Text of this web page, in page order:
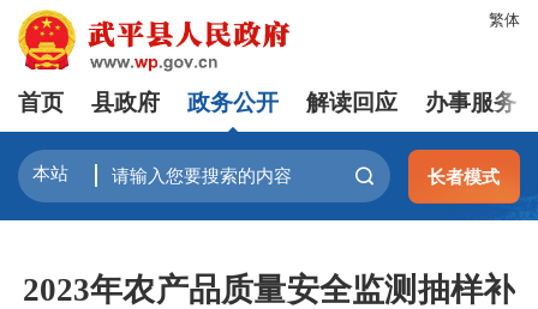
繁体
首页 县政府 政务公开 解读回应 办事服务
长者模式
2023年农产品质量安全监测抽样补